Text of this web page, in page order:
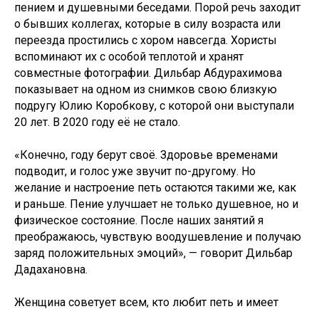
пением и душевными беседами. Порой речь заходит
о бывших коллегах, которые в силу возраста или
переезда простились с хором навсегда. Хористы
вспоминают их с особой теплотой и хранят
совместные фотографии. Дильбар Абдурахимова
показывает на одном из снимков свою близкую
подругу Юлию Коробкову, с которой они выступали
20 лет. В 2020 году её не стало.
«Конечно, году берут своё. Здоровье временами
подводит, и голос уже звучит по-другому. Но
желание и настроение петь остаются такими же, как
и раньше. Пение улучшает не только душевное, но и
физическое состояние. После наших занятий я
преображаюсь, чувствую воодушевление и получаю
заряд положительных эмоций», — говорит Дильбар
Дадахановна.
Женщина советует всем, кто любит петь и имеет